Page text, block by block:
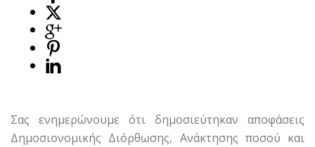
Σας ενημερώνουμε ότι δημοσιεύτηκαν αποφάσεις
Δημοσιονομικής Διόρθωσης, Ανάκτησης ποσού και